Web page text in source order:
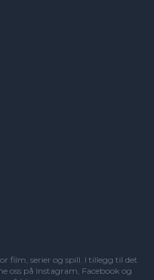
film, serier og spill. I tillegg til det
oss på Instagram, Facebook og